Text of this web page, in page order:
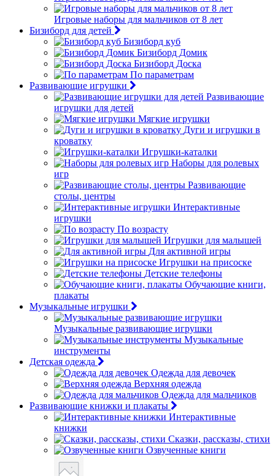
Игровые наборы для мальчиков от 8 лет
Бизиборд для детей
Бизиборд куб
Бизиборд Домик
Бизиборд Доска
По параметрам
Развивающие игрушки
Развивающие
игрушки для детей
Мягкие игрушки
Дуги и игрушки в
кроватку
Игрушки-каталки
Наборы для ролевых
игр
Развивающие
столы, центры
Интерактивные
игрушки
По возрасту
Игрушки для малышей
Для активной игры
Игрушки на присоске
Детские телефоны
Обучающие книги,
плакаты
Музыкальные игрушки
Музыкальные развивающие игрушки
Музыкальные
инструменты
Детская одежда
Одежда для девочек
Верхняя одежда
Одежда для мальчиков
Развивающие книжки и плакаты
Интерактивные
книжки
Сказки, рассказы, стихи
Озвученные книги